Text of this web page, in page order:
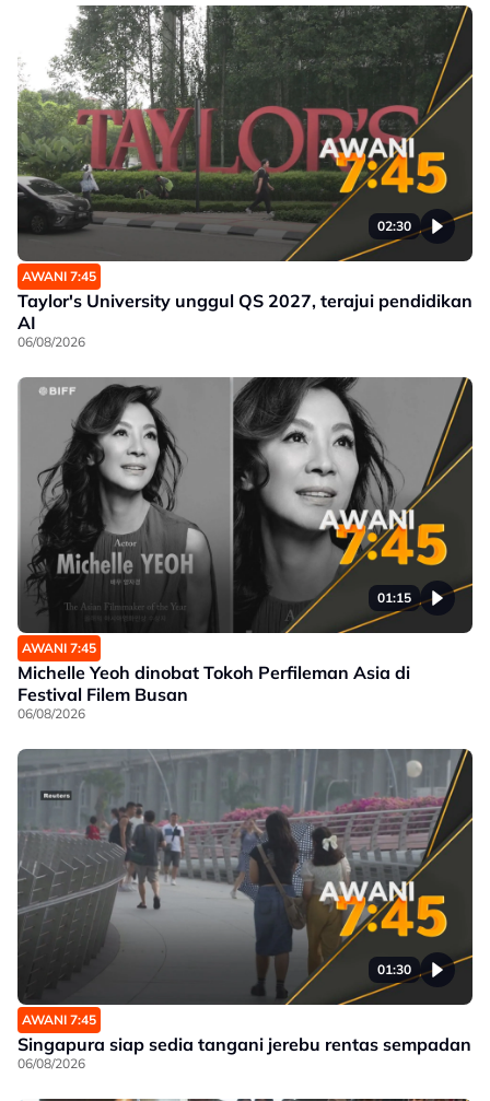
02:30
AWANI 7:45
Taylor's University unggul QS 2027, terajui pendidikan
AI
06/08/2026
01:15
AWANI 7:45
Michelle Yeoh dinobat Tokoh Perfileman Asia di
Festival Filem Busan
06/08/2026
01:30
AWANI 7:45
Singapura siap sedia tangani jerebu rentas sempadan
06/08/2026